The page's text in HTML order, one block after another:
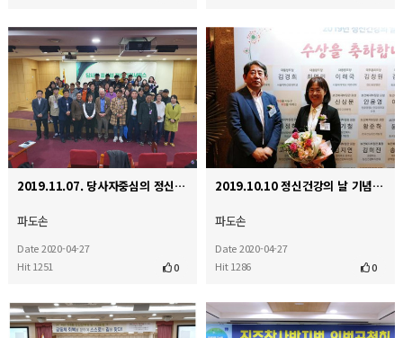
2019.11.07. 당사자중심의 정신건강서비스 개혁과 대안을 위한 전국대회 공동추최
파도손
Date 2020-04-27
Hit 1251
0
2019.10.10 정신건강의 날 기념식(보건복지부 장관 표창 수상)
파도손
Date 2020-04-27
Hit 1286
0